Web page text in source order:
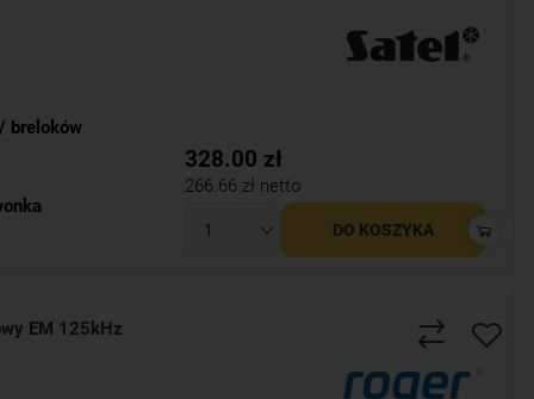
breloków
328.00 zł
266.66 zł netto
DO KOSZYKA
EM 125kHz